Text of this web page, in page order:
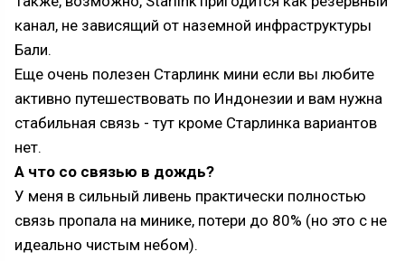
канал, не зависящий от наземной инфраструктуры
Бали.
Еще очень полезен Старлинк мини если вы любите
активно путешествовать по Индонезии и вам нужна
стабильная связь - тут кроме Старлинка вариантов
нет.
А что со связью в дождь?
У меня в сильный ливень практически полностью
связь пропала на минике, потери до 80% (но это с не
идеально чистым небом).